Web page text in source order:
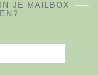
JE MAILBOX